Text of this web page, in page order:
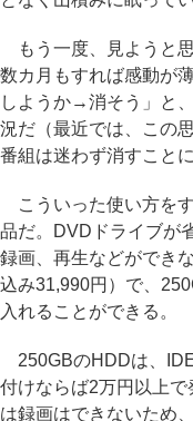
もう一度、見ようと
数カ月もすれば感動が
しようか→消そう」と
況だ（最近では、この
番組は迷わず消すこと
こういった使い方を
品だ。DVDドライブが
録画、再生などができ
込み31,990円）で、
入れることができる。
250GBのHDDは、
付けならば2万円以上
は録画はできないため